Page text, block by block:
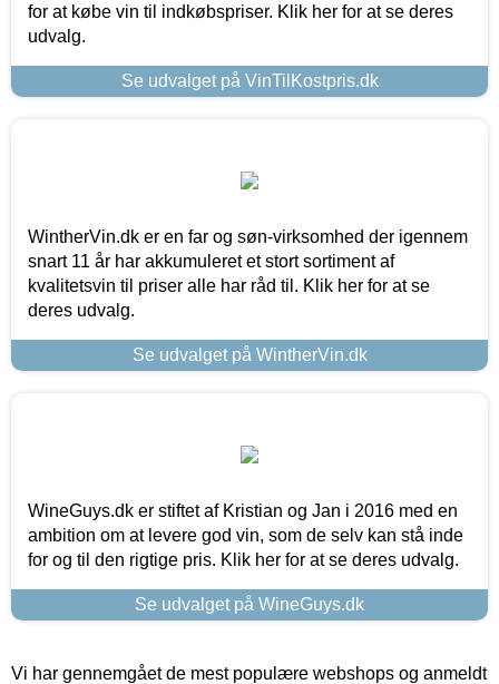
for at købe vin til indkøbspriser. Klik her for at se deres
udvalg.
Se udvalget på VinTilKostpris.dk
WintherVin.dk er en far og søn-virksomhed der igennem
snart 11 år har akkumuleret et stort sortiment af
kvalitetsvin til priser alle har råd til. Klik her for at se
deres udvalg.
Se udvalget på WintherVin.dk
WineGuys.dk er stiftet af Kristian og Jan i 2016 med en
ambition om at levere god vin, som de selv kan stå inde
for og til den rigtige pris. Klik her for at se deres udvalg.
Se udvalget på WineGuys.dk
Vi har gennemgået de mest populære webshops og anmeldt